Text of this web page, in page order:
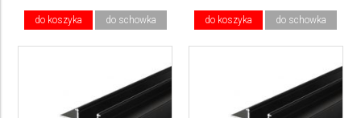
do koszyka do schowka do koszyka do schowka